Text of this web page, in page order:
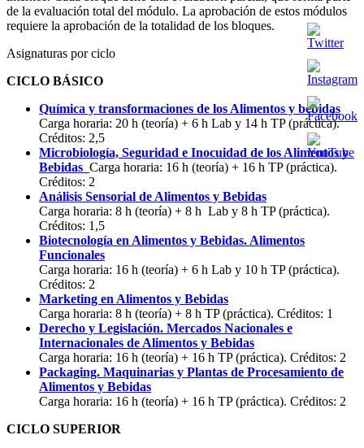
de la evaluación total del módulo. La aprobación de estos módulos
requiere la aprobación de la totalidad de los bloques.
Asignaturas por ciclo
CICLO BÁSICO
Química y transformaciones de los Alimentos y bebidas
Carga horaria: 20 h (teoría) + 6 h Lab y 14 h TP (práctica).
Créditos: 2,5
Microbiología, Seguridad e Inocuidad de los Alimentos y
Bebidas Carga horaria: 16 h (teoría) + 16 h TP (práctica).
Créditos: 2
Análisis Sensorial de Alimentos y Bebidas
Carga horaria: 8 h (teoría) + 8 h Lab y 8 h TP (práctica).
Créditos: 1,5
Biotecnología en Alimentos y Bebidas. Alimentos
Funcionales
Carga horaria: 16 h (teoría) + 6 h Lab y 10 h TP (práctica).
Créditos: 2
Marketing en Alimentos y Bebidas
Carga horaria: 8 h (teoría) + 8 h TP (práctica). Créditos: 1
Derecho y Legislación. Mercados Nacionales e
Internacionales de Alimentos y Bebidas
Carga horaria: 16 h (teoría) + 16 h TP (práctica). Créditos: 2
Packaging. Maquinarias y Plantas de Procesamiento de
Alimentos y Bebidas
Carga horaria: 16 h (teoría) + 16 h TP (práctica). Créditos: 2
CICLO SUPERIOR